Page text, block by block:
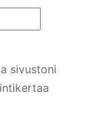
sivustoni